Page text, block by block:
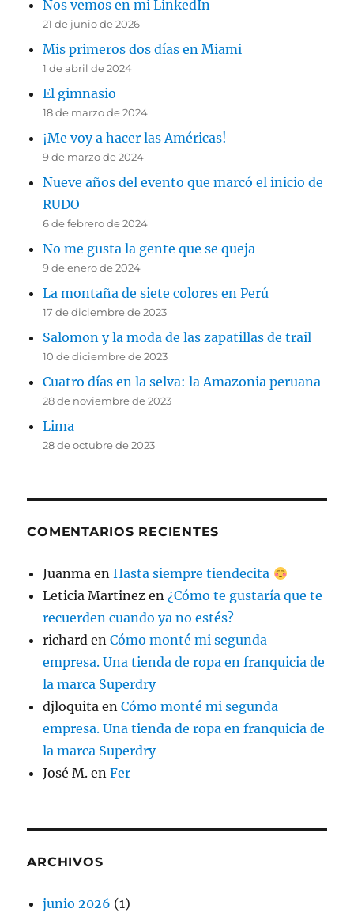
Nos vemos en mi LinkedIn
21 de junio de 2026
Mis primeros dos días en Miami
1 de abril de 2024
El gimnasio
18 de marzo de 2024
¡Me voy a hacer las Américas!
9 de marzo de 2024
Nueve años del evento que marcó el inicio de
RUDO
6 de febrero de 2024
No me gusta la gente que se queja
9 de enero de 2024
La montaña de siete colores en Perú
17 de diciembre de 2023
Salomon y la moda de las zapatillas de trail
10 de diciembre de 2023
Cuatro días en la selva: la Amazonia peruana
28 de noviembre de 2023
Lima
28 de octubre de 2023
COMENTARIOS RECIENTES
Juanma enHasta siempre tiendecita
Leticia Martinez en¿Cómo te gustaría que te
recuerden cuando ya no estés?
richard enCómo monté mi segunda
empresa. Una tienda de ropa en franquicia de
la marca Superdry
djloquita enCómo monté mi segunda
empresa. Una tienda de ropa en franquicia de
la marca Superdry
José M. enFer
ARCHIVOS
junio 2026 (1)